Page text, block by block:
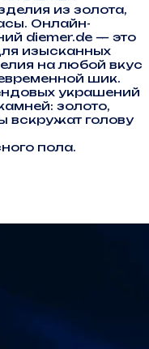
из золота,
Онлайн-
diemer.de — это
изысканных
на любой вкус
шик.
украшений
золото,
вскружат голову
пола.